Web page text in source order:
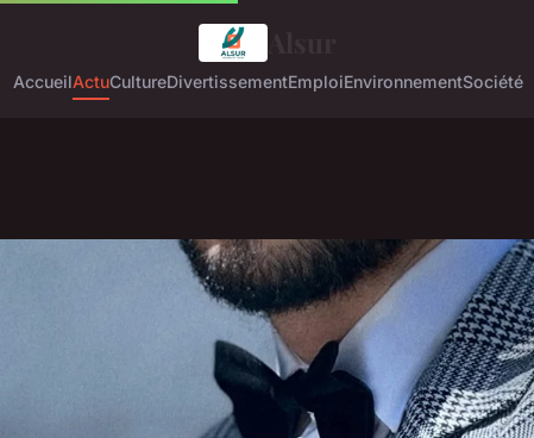
AccueilActuCultureDivertissementEmploiEnvironnementSociété